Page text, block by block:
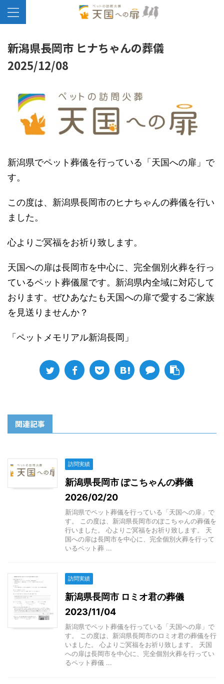
新潟県長岡市 ヒナちゃんの葬儀
2025/12/08
新潟県でペット葬儀を行っている「天国への扉」で
す。
この度は、新潟県長岡市のヒナちゃんの葬儀を行い
ました。
心よりご冥福をお祈り致します。
天国への扉は長岡市を中心に、完全個別火葬を行っ
ているペット葬儀屋です。新潟県内全域に対応して
おります。ぜひあなたも天国への扉で愛するご家族
を見送りませんか？
「ペットメモリアル新潟長岡」
関連記事
訪問実績
新潟県長岡市 ぽこちゃんの葬儀
2026/02/20
新潟県でペット葬儀を行っている「天国への扉」で
す。 この度は、新潟県長岡市のぽこちゃんの葬儀を
行いました。 心よりご冥福をお祈り致します。 天
国への扉は長岡市を中心に、完全個別火葬を行って
いるペット葬 ...
訪問実績
新潟県長岡市 ロミオ君の葬儀
2023/11/04
新潟県でペット葬儀を行っている「天国への扉」で
す。 この度は、新潟県長岡市のロミオ君の葬儀を行
いました。 心よりご冥福をお祈り致します。 天国
への扉は長岡市を中心に、完全個別火葬を行ってい
るペット葬儀 ...